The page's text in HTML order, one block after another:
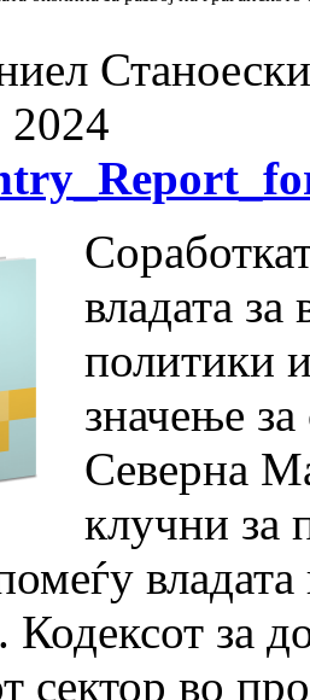
Станоески
владата
политики
значење
Северна
клучни за
за
сектор во